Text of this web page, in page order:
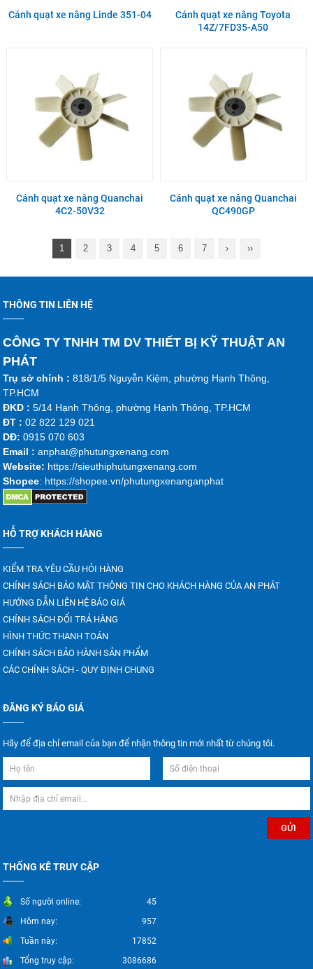
Cánh quạt xe nâng Linde 351-04
Cánh quạt xe nâng Toyota
14Z/7FD35-A50
Cánh quạt xe nâng Quanchai
4C2-50V32
Cánh quạt xe nâng Quanchai
QC490GP
1 2 3 4 5 6 7 › ››
THÔNG TIN LIÊN HỆ
CÔNG TY TNHH TM DV THIẾT BỊ KỸ THUẬT AN
PHÁT
Trụ sở chính : 818/1/5 Nguyễn Kiệm, phường Hạnh Thông,
TP.HCM
ĐKD :5/14 Hạnh Thông, phường Hạnh Thông, TP.HCM
ĐT : 02 822 129 021
DĐ:0915 070 603
Email :anphat@phutungxenang.com
Website: https://sieuthiphutungxenang.com
Shopee: https://shopee.vn/phutungxenanganphat
HỖ TRỢ KHÁCH HÀNG
KIỂM TRA YÊU CẦU HỎI HÀNG
CHÍNH SÁCH BẢO MẬT THÔNG TIN CHO KHÁCH HÀNG CỦA AN PHÁT
HƯỚNG DẪN LIÊN HỆ BÁO GIÁ
CHÍNH SÁCH ĐỔI TRẢ HÀNG
HÌNH THỨC THANH TOÁN
CHÍNH SÁCH BẢO HÀNH SẢN PHẨM
CÁC CHÍNH SÁCH - QUY ĐỊNH CHUNG
ĐĂNG KÝ BÁO GIÁ
Hãy để địa chỉ email của bạn để nhận thông tin mới nhất từ chúng tôi.
THỐNG KÊ TRUY CẬP
Số người online:
45
Hôm nay:
957
Tuần này:
17852
Tổng truy cập:
3086686